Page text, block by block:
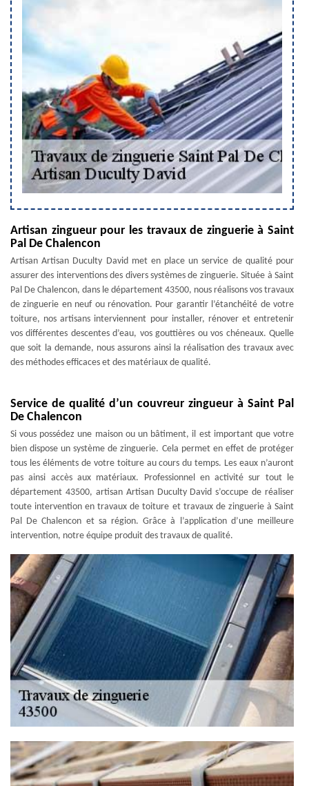
Artisan zingueur pour les travaux de zinguerie à Saint
Pal De Chalencon
Artisan Artisan Duculty David met en place un service de qualité pour
assurer des interventions des divers systèmes de zinguerie. Située à Saint
Pal De Chalencon, dans le département 43500, nous réalisons vos travaux
de zinguerie en neuf ou rénovation. Pour garantir l’étanchéité de votre
toiture, nos artisans interviennent pour installer, rénover et entretenir
vos différentes descentes d’eau, vos gouttières ou vos chéneaux. Quelle
que soit la demande, nous assurons ainsi la réalisation des travaux avec
des méthodes efficaces et des matériaux de qualité.
Service de qualité d’un couvreur zingueur à Saint Pal
De Chalencon
Si vous possédez une maison ou un bâtiment, il est important que votre
bien dispose un système de zinguerie. Cela permet en effet de protéger
tous les éléments de votre toiture au cours du temps. Les eaux n’auront
pas ainsi accès aux matériaux. Professionnel en activité sur tout le
département 43500, artisan Artisan Duculty David s’occupe de réaliser
toute intervention en travaux de toiture et travaux de zinguerie à Saint
Pal De Chalencon et sa région. Grâce à l’application d’une meilleure
intervention, notre équipe produit des travaux de qualité.